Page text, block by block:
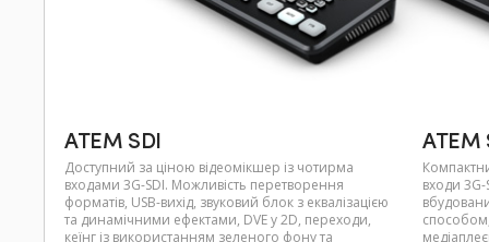
ATEM SDI
Доступний за ціною відеомікшер із чотирма
входами 3G-SDI. Можливість перетворення
форматів, USB-вихід, звуковий блок з еквалізацією
та динамічними ефектами, DVE у 2D, переходи,
кеїнг із використанням зеленого фону та
ATEM
входи